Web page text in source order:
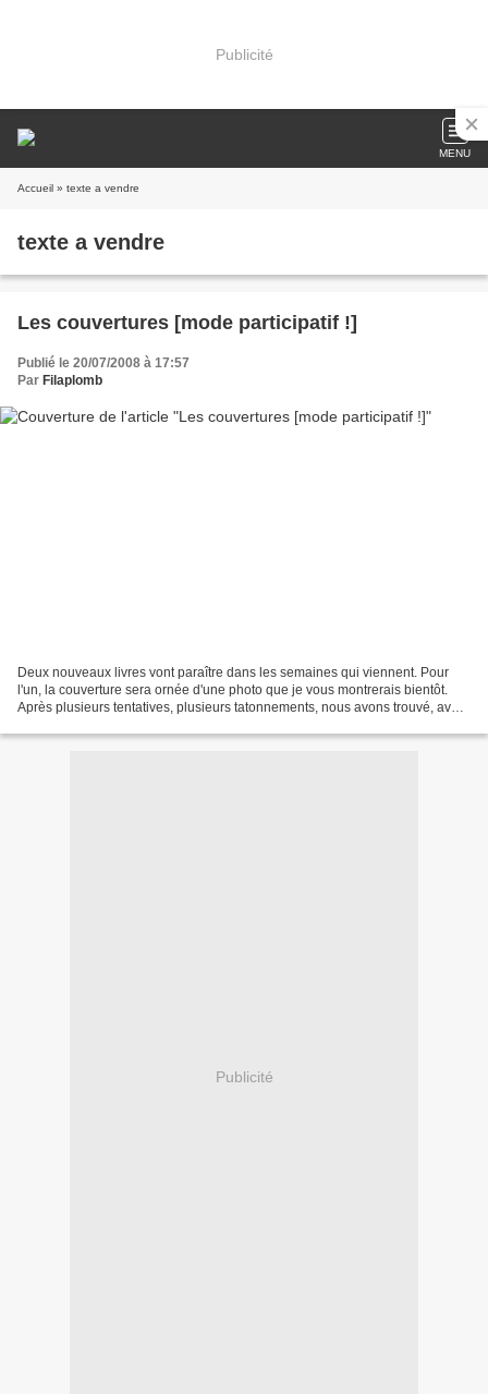
Publicité
MENU
Accueil » texte a vendre
texte a vendre
Les couvertures [mode participatif !]
Publié le 20/07/2008 à 17:57
Par Filaplomb
Deux nouveaux livres vont paraître dans les semaines qui viennent. Pour
l'un, la couverture sera ornée d'une photo que je vous montrerais bientôt.
Après plusieurs tentatives, plusieurs tatonnements, nous avons trouvé, avec
Publicité